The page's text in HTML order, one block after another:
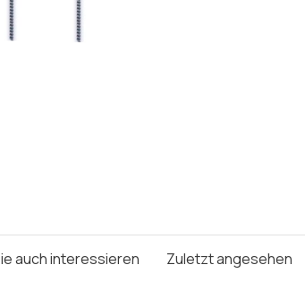
auch interessieren Zuletzt angesehen